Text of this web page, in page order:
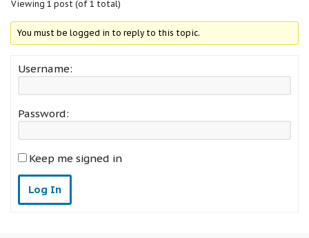
Viewing 1 post (of 1 total)
You must be logged in to reply to this topic.
Username:
Password:
Keep me signed in
Log In